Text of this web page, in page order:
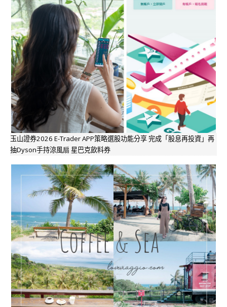
玉山證券2026 E-Trader APP策略選股功能分享 完成「股息再投資」再
抽Dyson手持涼風扇 星巴克飲料券